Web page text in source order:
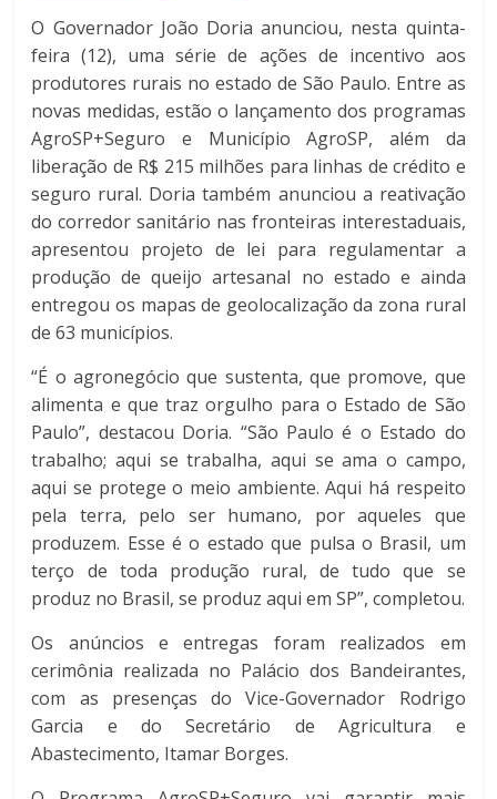
O Governador João Doria anunciou, nesta quinta-
feira (12), uma série de ações de incentivo aos
produtores rurais no estado de São Paulo. Entre as
novas medidas, estão o lançamento dos programas
AgroSP+Seguro e Município AgroSP, além da
liberação de R$ 215 milhões para linhas de crédito e
seguro rural. Doria também anunciou a reativação
do corredor sanitário nas fronteiras interestaduais,
apresentou projeto de lei para regulamentar a
produção de queijo artesanal no estado e ainda
entregou os mapas de geolocalização da zona rural
de 63 municípios.
“É o agronegócio que sustenta, que promove, que
alimenta e que traz orgulho para o Estado de São
Paulo”, destacou Doria. “São Paulo é o Estado do
trabalho; aqui se trabalha, aqui se ama o campo,
aqui se protege o meio ambiente. Aqui há respeito
pela terra, pelo ser humano, por aqueles que
produzem. Esse é o estado que pulsa o Brasil, um
terço de toda produção rural, de tudo que se
produz no Brasil, se produz aqui em SP”, completou.
Os anúncios e entregas foram realizados em
cerimônia realizada no Palácio dos Bandeirantes,
com as presenças do Vice-Governador Rodrigo
Garcia e do Secretário de Agricultura e
Abastecimento, Itamar Borges.